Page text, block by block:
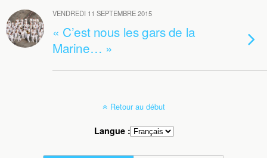
VENDREDI 11 SEPTEMBRE 2015
« C’est nous les gars de la
Marine… »
Retour au début
Langue :